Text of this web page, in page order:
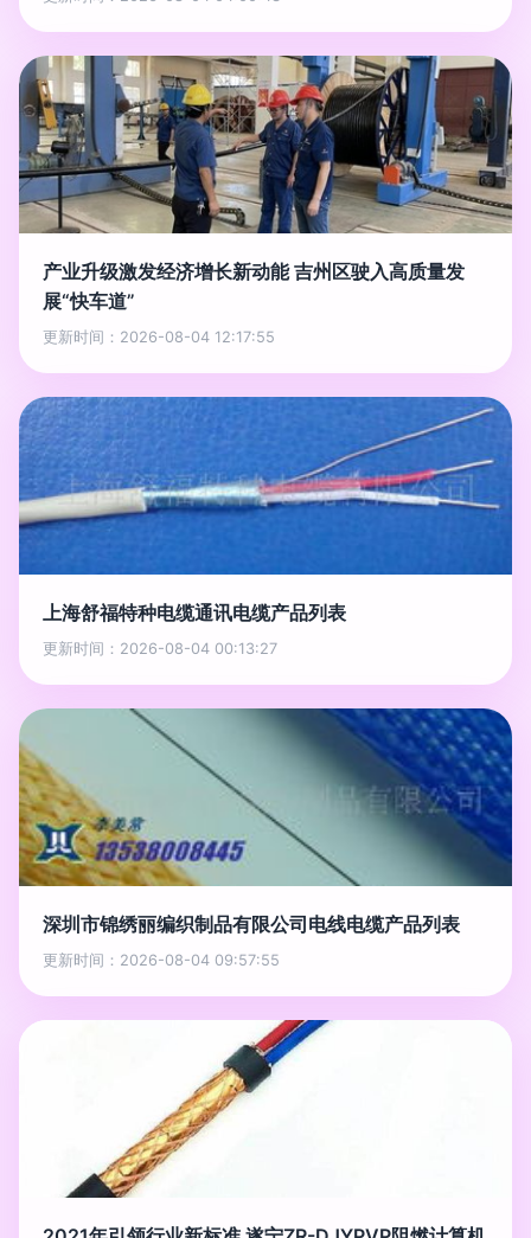
产业升级激发经济增长新动能 吉州区驶入高质量发
展“快车道”
更新时间：2026-08-04 12:17:55
上海舒福特种电缆通讯电缆产品列表
更新时间：2026-08-04 00:13:27
深圳市锦绣丽编织制品有限公司电线电缆产品列表
更新时间：2026-08-04 09:57:55